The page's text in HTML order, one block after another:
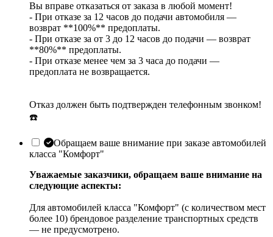
Вы вправе отказаться от заказа в любой момент!
- При отказе за 12 часов до подачи автомобиля —
возврат **100%** предоплаты.
- При отказе за от 3 до 12 часов до подачи — возврат
**80%** предоплаты.
- При отказе менее чем за 3 часа до подачи —
предоплата не возвращается.
Отказ должен быть подтвержден телефонным звонком!
☎️
Обращаем ваше внимание при заказе автомобилей
класса "Комфорт"
Уважаемые заказчики, обращаем ваше внимание на
следующие аспекты:
Для автомобилей класса "Комфорт" (с количеством мест
более 10) брендовое разделение транспортных средств
— не предусмотрено.